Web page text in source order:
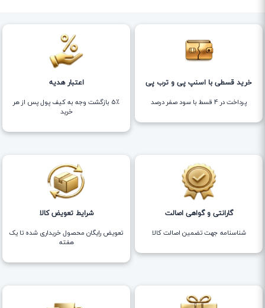
خرید قسطی با اسنپ پی و ترب پی
پرداخت در 4 قسط با سود صفر درصد
اعتبار هدیه
5٪ بازگشت وجه به کیف پول پس از هر
خرید
گارانتی و گواهی اصالت
شناسنامه جهت تضمین اصالت کالا
شرایط تعویض کالا
تعویض رایگان محصول خریداری شده تا یک
هفته